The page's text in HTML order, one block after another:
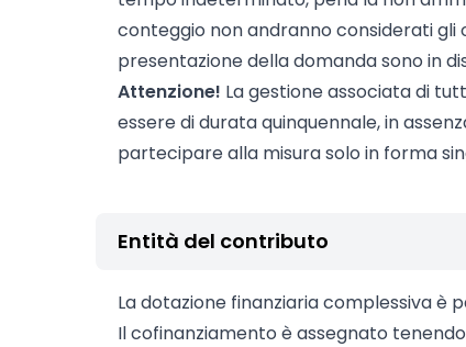
conteggio non andranno considerati
presentazione della domanda sono in
Attenzione! La gestione associata di
essere di durata quinquennale, in
partecipare alla misura solo in forma
Entità del contributo
La dotazione finanziaria complessiva è
Il cofinanziamento è assegnato